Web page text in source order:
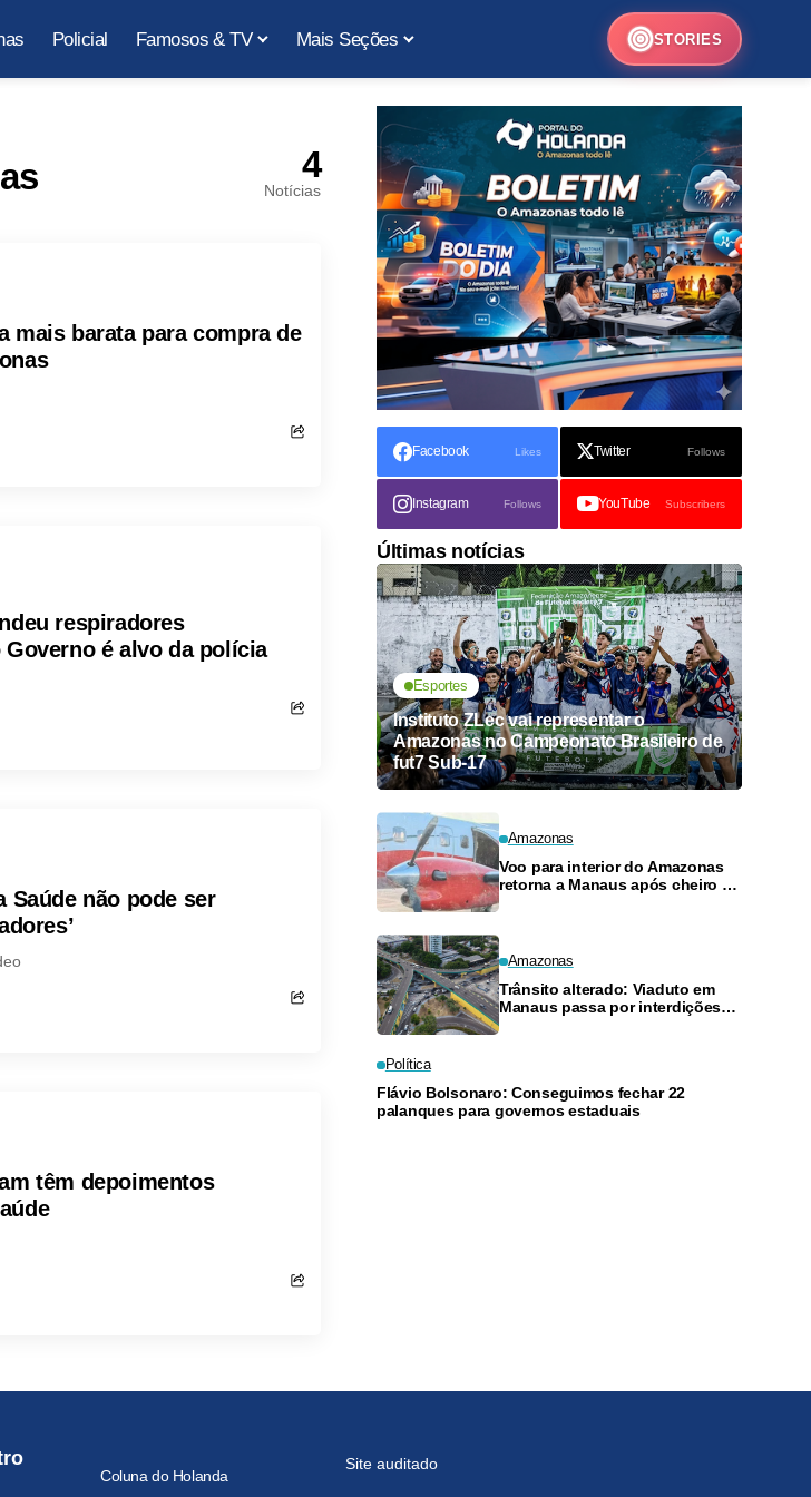
Policial Famosos & TV Mais Seções STORIES
4
Notícias
mais barata para compra de
respiradores
é alvo da polícia
Saúde não pode ser
têm depoimentos
Facebook Likes Twitter Follows
Instagram Follows YouTube Subscribers
Últimas notícias
Esportes
Instituto ZLec vai representar o
Amazonas no Campeonato Brasileiro de
fut7 Sub-17
Amazonas
Voo para interior do Amazonas
retorna a Manaus após cheiro de
Amazonas
Trânsito alterado: Viaduto em
Manaus passa por interdições
Política
Flávio Bolsonaro: Conseguimos fechar 22
palanques para governos estaduais
Coluna do Holanda
Site auditado